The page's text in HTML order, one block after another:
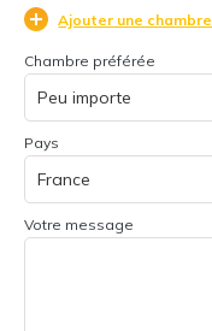
Ajouter une chambre
Chambre préférée
Pays
Votre message